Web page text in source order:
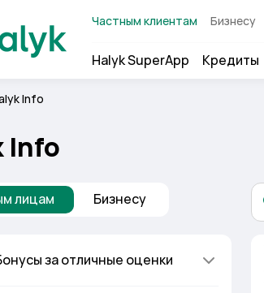
Частным клиентам Бизнесу
Halyk SuperApp Кредиты
Info
Info
лицам Бизнесу
за отличные оценки